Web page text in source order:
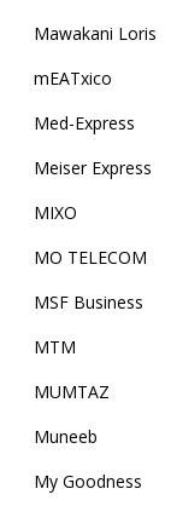
Mawakani Loris
mEATxico
Med-Express
Meiser Express
MIXO
MO TELECOM
MSF Business
MTM
MUMTAZ
Muneeb
My Goodness